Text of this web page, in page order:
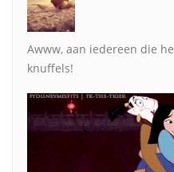
Awww, aan iedereen die
knuffels!